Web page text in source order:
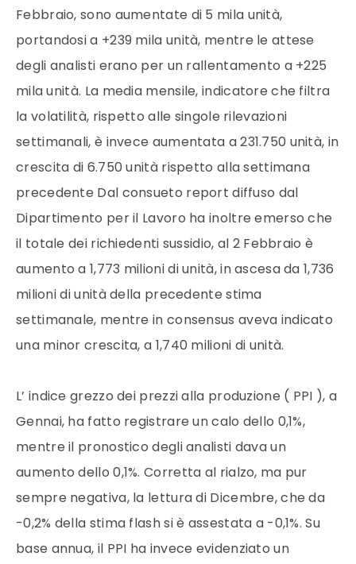
Febbraio, sono aumentate di 5 mila unità,
portandosi a +239 mila unità, mentre le attese
degli analisti erano per un rallentamento a +225
mila unità. La media mensile, indicatore che filtra
la volatilità, rispetto alle singole rilevazioni
settimanali, è invece aumentata a 231.750 unità, in
crescita di 6.750 unità rispetto alla settimana
precedente Dal consueto report diffuso dal
Dipartimento per il Lavoro ha inoltre emerso che
il totale dei richiedenti sussidio, al 2 Febbraio è
aumento a 1,773 milioni di unità, in ascesa da 1,736
milioni di unità della precedente stima
settimanale, mentre in consensus aveva indicato
una minor crescita, a 1,740 milioni di unità.
L’ indice grezzo dei prezzi alla produzione ( PPI ), a
Gennai, ha fatto registrare un calo dello 0,1%,
mentre il pronostico degli analisti dava un
aumento dello 0,1%. Corretta al rialzo, ma pur
sempre negativa, la lettura di Dicembre, che da
-0,2% della stima flash si è assestata a -0,1%. Su
base annua, il PPI ha invece evidenziato un